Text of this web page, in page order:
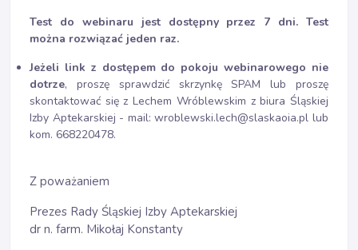
Test do webinaru jest dostępny przez 7 dni. Test
można rozwiązać jeden raz.
Jeżeli link z dostępem do pokoju webinarowego nie
dotrze, proszę sprawdzić skrzynkę SPAM lub proszę
skontaktować się z Lechem Wróblewskim z biura Śląskiej
Izby Aptekarskiej - mail: wroblewski.lech@slaskaoia.pl lub
kom. 668220478.
Z poważaniem
Prezes Rady Śląskiej Izby Aptekarskiej
dr n. farm. Mikołaj Konstanty